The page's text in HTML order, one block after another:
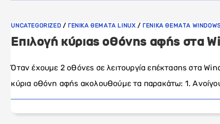
UNCATEGORIZED / ΓΕΝΙΚΑ ΘΕΜΑΤΑ LINUX / ΓΕΝΙΚΑ ΘΕΜΑΤΑ
Επιλογή κύριας οθόνης αφής στα
Όταν έχουμε 2 οθόνες σε λειτουργία επέκτασης στα
κύρια οθόνη αφής ακολουθούμε τα παρακάτω: 1.